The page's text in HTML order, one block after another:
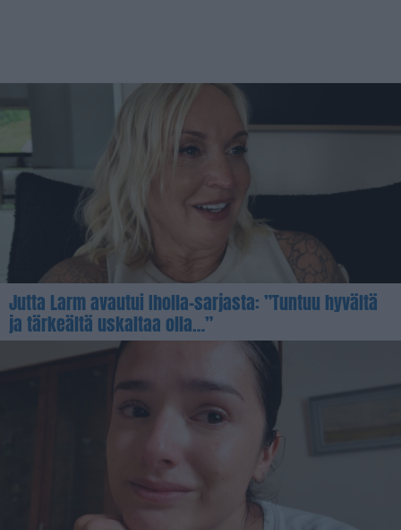
Jutta Larm avautui Iholla-sarjasta: ”Tuntuu hyvältä
ja tärkeältä uskaltaa olla…”